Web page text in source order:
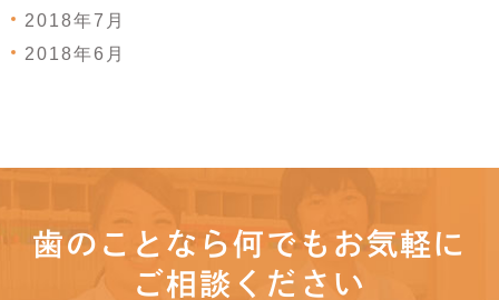
2018年7月
2018年6月
歯のことなら何でもお気軽に
ご相談ください